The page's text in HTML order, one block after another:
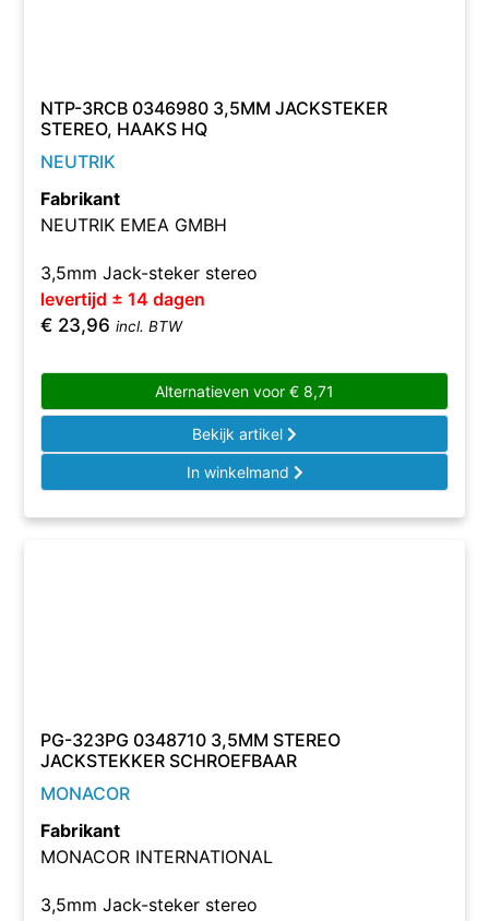
NTP-3RCB 0346980 3,5MM JACKSTEKER
STEREO, HAAKS HQ
NEUTRIK
Fabrikant
NEUTRIK EMEA GMBH
3,5mm Jack-steker stereo
levertijd ± 14 dagen
€ 23,96 incl. BTW
Alternatieven voor € 8,71
Bekijk artikel
In winkelmand
PG-323PG 0348710 3,5MM STEREO
JACKSTEKKER SCHROEFBAAR
MONACOR
Fabrikant
MONACOR INTERNATIONAL
3,5mm Jack-steker stereo